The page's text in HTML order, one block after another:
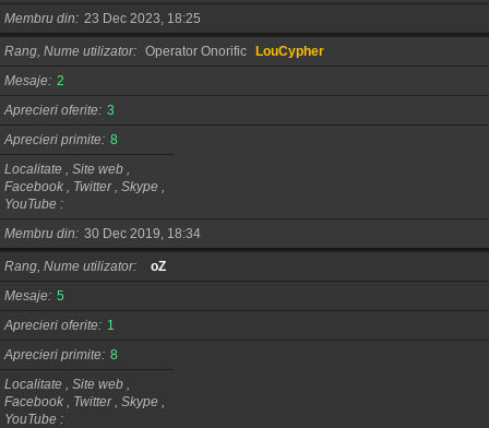
Membru din
23 Dec 2023, 18:25
Rang, Nume utilizator Operator Onorific LouCypher
Mesaje 2
Aprecieri oferite 3
Aprecieri primite 8
Localitate , Site web ,
Facebook , Twitter , Skype ,
YouTube
Membru din
30 Dec 2019, 18:34
Rang, Nume utilizator
oZ
Mesaje 5
Aprecieri oferite
1
Aprecieri primite 8
Localitate , Site web ,
Facebook , Twitter , Skype ,
YouTube